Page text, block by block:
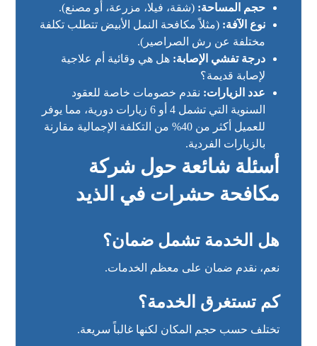
حجم المساحة: (شقة، فيلا، مزرعة، أو مصنع).
نوع الآفة: (مثلاً مكافحة النمل الأبيض تتطلب تكلفة
مختلفة عن رش الصراصير).
درجة تفشي الإصابة: هل هي وقائية أم علاجية
لإصابة قديمة؟
عدد الزيارات: نقدم خصومات خاصة للعقود
السنوية التي تشمل 4 أو 6 زيارات دورية، مما يوفر
للعميل أكثر من 40% من التكلفة الإجمالية مقارنة
بالزيارات الفردية.
أسئلة شائعة حول شركة
مكافحة حشرات في الذيد
هل الخدمة تشمل ضمان؟
نعم، نقدم ضمان على معظم الخدمات.
كم تستغرق الخدمة؟
تختلف حسب حجم المكان لكنها غالباً سريعة.